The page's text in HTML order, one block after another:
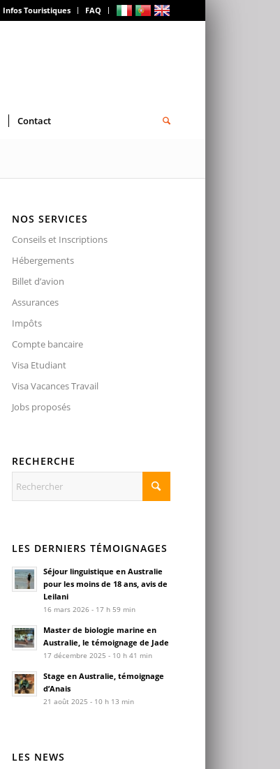
Infos Touristiques FAQ
Contact
NOS SERVICES
Conseils et Inscriptions
Hébergements
Billet d’avion
Assurances
Impôts
Compte bancaire
Visa Etudiant
Visa Vacances Travail
Jobs proposés
RECHERCHE
LES DERNIERS TÉMOIGNAGES
Séjour linguistique en Australie
pour les moins de 18 ans, avis de
Leilani
16 mars 2026 - 17 h 59 min
Master de biologie marine en
Australie, le témoignage de Jade
17 décembre 2025 - 10 h 41 min
Stage en Australie, témoignage
d’Anais
21 août 2025 - 10 h 13 min
LES NEWS